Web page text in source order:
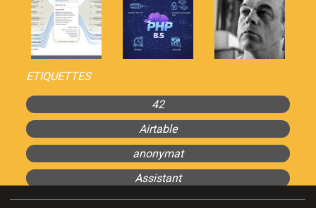
ETIQUETTES
42
Airtable
anonymat
Assistant